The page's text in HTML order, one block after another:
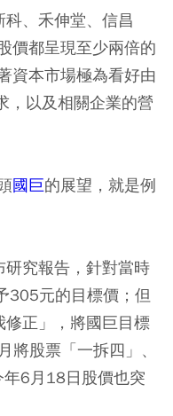
、禾伸堂、信昌
價都呈現至少兩倍的
資本市場極為看好由
，以及相關企業的營
國巨的展望，就是例
究報告，針對當時
305元的目標價；但
正」，將國巨目標
股票「一拆四」、
6月18日股價也突